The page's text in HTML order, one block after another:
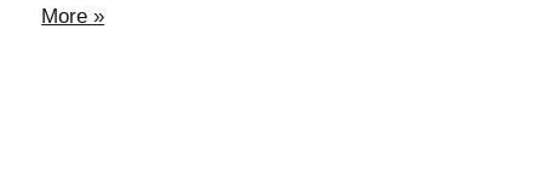
More »